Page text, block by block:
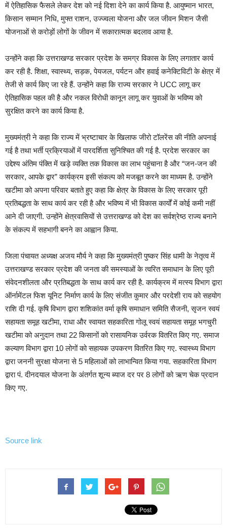
में ऐतिहासिक फैसले लेकर देश को नई दिशा देने का कार्य किया है. आयुष्मान भारत,
किसान सम्मान निधि, मुफ्त राशन, उज्ज्वला योजना और जल जीवन मिशन जैसी
योजनाओं से करोड़ों लोगों के जीवन में सकारात्मक बदलाव आया है.
उन्होंने कहा कि उत्तराखण्ड सरकार प्रदेश के समग्र विकास के लिए लगातार कार्य
कर रही है. शिक्षा, स्वास्थ्य, सड़क, पेयजल, पर्यटन और हवाई कनेक्टिविटी के क्षेत्र में
तेजी से कार्य किए जा रहे हैं. उन्होंने कहा कि राज्य सरकार ने UCC लागू कर
ऐतिहासिक पहल की है और नकल विरोधी कानून लागू कर युवाओं के भविष्य को
सुरक्षित करने का कार्य किया है.
मुख्यमंत्री ने कहा कि राज्य में भ्रष्टाचार के खिलाफ जीरो टॉलरेंस की नीति अपनाई
गई है तथा भर्ती प्रक्रियाओं में पारदर्शिता सुनिश्चित की गई है. प्रदेश सरकार का
उद्देश्य अंतिम पंक्ति में खड़े व्यक्ति तक विकास का लाभ पहुंचाना है और “जन-जन की
सरकार, आपके द्वार” कार्यक्रम इसी संकल्प को मजबूत करने का माध्यम है. उन्होंने
खटीमा को अपना परिवार बताते हुए कहा कि क्षेत्र के विकास के लिए सरकार पूरी
प्रतिबद्धता के साथ कार्य कर रही है और भविष्य में भी विकास कार्यों में कोई कमी नहीं
आने दी जाएगी. उन्होंने क्षेत्रवासियों से उत्तराखण्ड को देश का सर्वश्रेष्ठ राज्य बनाने
के संकल्प में सहभागी बनने का आह्वान किया.
जिला पंचायत अध्यक्ष अजय मौर्य ने कहा कि मुख्यमंत्री पुष्कर सिंह धामी के नेतृत्व में
उत्तराखण्ड सरकार प्रदेश की जनता की समस्याओं के त्वरित समाधान के लिए पूरी
संवेदनशीलता और प्रतिबद्धता के साथ कार्य कर रही है. कार्यक्रम में मत्स्य विभाग द्वारा
ऑर्नामेंटल फिश यूनिट निर्माण कार्य के लिए संजीत कुमार और परदेशी राय को सहयोग
राशि दी गई. कृषि विभाग द्वारा शशिकांत वर्मा कृषि समाधान समिति सैजनी, सृजन स्वयं
सहायता समूह खटीमा, राधा और स्वायत सहकारिता गोलू स्वयं सहायता समूह भगचुरी
खटीमा को अनुदान तथा 22 किसानों को रासायनिक उर्वरक वितरित किए गए. समाज
कल्याण विभाग द्वारा 10 लोगों को सहायक उपकरण वितरित किए गए. स्वास्थ्य विभाग
द्वारा जननी सुरक्षा योजना से 5 महिलाओं को लाभान्वित किया गया. सहकारिता विभाग
द्वारा पं. दीनदयाल योजना के अंतर्गत शून्य ब्याज दर पर 8 लोगों को ऋण चेक प्रदान
किए गए.
Source link